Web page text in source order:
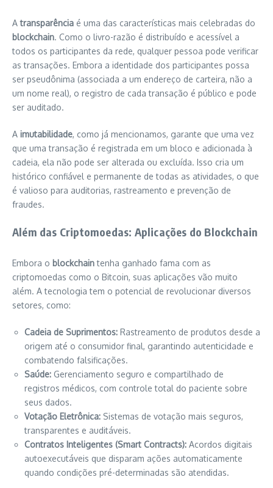
Atransparência é uma das características mais celebradas do
blockchain. Como o livro-razão é distribuído e acessível a
todos os participantes da rede, qualquer pessoa pode verificar
as transações. Embora a identidade dos participantes possa
ser pseudônima (associada a um endereço de carteira, não a
um nome real), o registro de cada transação é público e pode
ser auditado.
A imutabilidade, como já mencionamos, garante que uma vez
que uma transação é registrada em um bloco e adicionada à
cadeia, ela não pode ser alterada ou excluída. Isso cria um
histórico confiável e permanente de todas as atividades, o que
é valioso para auditorias, rastreamento e prevenção de
fraudes.
Além das Criptomoedas: Aplicações do Blockchain
Embora o blockchaintenha ganhado fama com as
criptomoedas como o Bitcoin, suas aplicações vão muito
além. A tecnologia tem o potencial de revolucionar diversos
setores, como:
Cadeia de Suprimentos: Rastreamento de produtos desde a
origem até o consumidor final, garantindo autenticidade e
combatendo falsificações.
Saúde: Gerenciamento seguro e compartilhado de
registros médicos, com controle total do paciente sobre
seus dados.
Votação Eletrônica: Sistemas de votação mais seguros,
transparentes e auditáveis.
Contratos Inteligentes (Smart Contracts): Acordos digitais
autoexecutáveis que disparam ações automaticamente
quando condições pré-determinadas são atendidas.